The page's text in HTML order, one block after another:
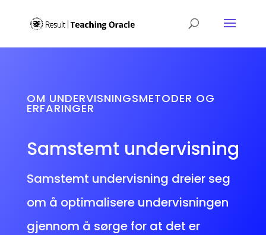
OM UNDERVISNINGSMETODER OG
ERFARINGER
Samstemt undervisning
Samstemt undervisning dreier seg
om å optimalisere undervisningen
gjennom å sørge for at det er